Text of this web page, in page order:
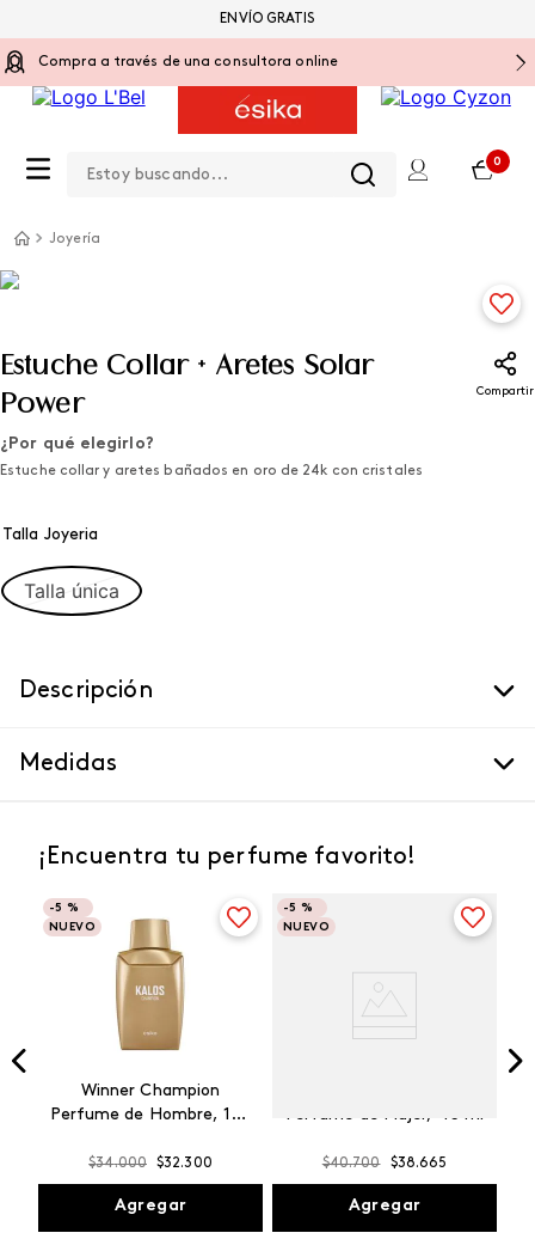
Compra a través de una consultora online
0
ENVÍO GRATIS
Joyería
Estuche Collar + Aretes Solar
Power
Compartir
¿Por qué elegirlo?
Estuche collar y aretes bañados en oro de 24k con cristales
Talla Joyeria
Talla única
Descripción
Medidas
¡Encuentra tu perfume favorito!
-5 %
NUEVO
Winner Champion
Perfume de Hombre, 100
$34.000 $32.300
Agregar
-5 %
NUEVO
Perfume de Mujer, 45 ml
$40.700 $38.665
Agregar